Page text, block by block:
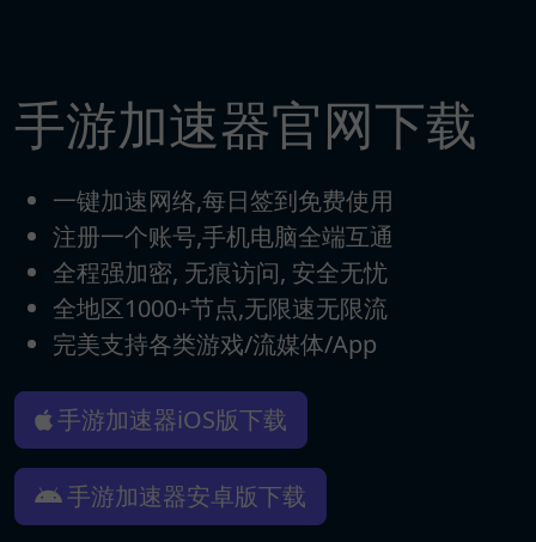
手游加速器官网下载
一键加速网络,每日签到免费使用
注册一个账号,手机电脑全端互通
全程强加密, 无痕访问, 安全无忧
全地区1000+节点,无限速无限流
完美支持各类游戏/流媒体/App
手游加速器iOS版下载
手游加速器安卓版下载